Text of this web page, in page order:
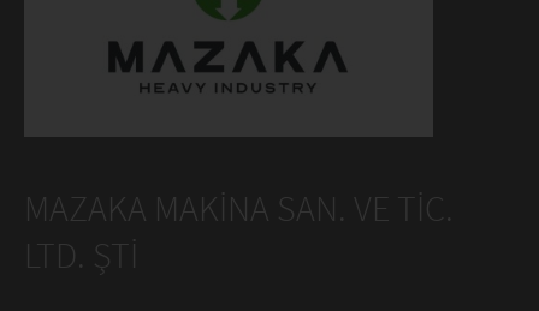
MAZAKA MAKİNA SAN. VE TİC.
LTD. ŞTİ